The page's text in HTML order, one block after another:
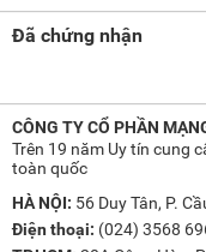
Đã chứng nhận
CÔNG TY CỔ PHẦN
Trên 19 năm Uy tín cung
toàn quốc
HÀ NỘI: 56 Duy Tân, P.
Điện thoại: (024) 3568